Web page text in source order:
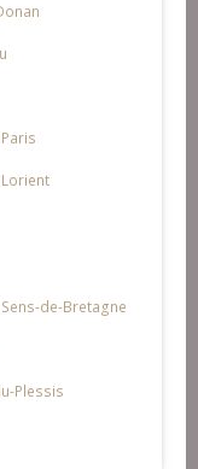
de-Bretagne
Plessis